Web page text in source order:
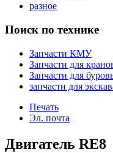
разное
Поиск по технике
Запчасти КМУ
Запчасти для
Запчасти для
запчасти для
Печать
Эл. почта
Двигатель RE8